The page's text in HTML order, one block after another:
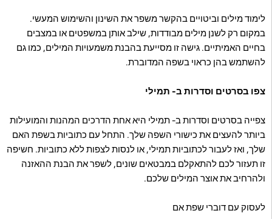
לימוד מילים וביטויים בהקשר משפר את השינון והשימוש המעשי.
במקום רק לשנן מילים מבודדות, שילב אותן במשפטים או במצבים
בחיים האמיתיים. גישה זו מסייעת בהבנת משמעויות המילים, כמו גם
להשתמש בהן כראוי בשפה המדוברת.
צפו בסרטים וסדרות ב- תמילי
צפייה בסרטים וסדרות ב- תמילי היא אחת הדרכים המהנות והמועילות
ביותר להעצים את כישורי השפה שלך. התחל עם כתוביות בשפת האם
שלך, ואז לעבור לכתוביות תמילי, או לנסות לצפות ללא כתוביות. חשיפה
זו תעזור לכם להתאקלם במבטאים שונים, לשפר את הבנת ההאזנה
ולהרחיב את אוצר המילים שלכם.
לעסוק עם דוברי שפת אם